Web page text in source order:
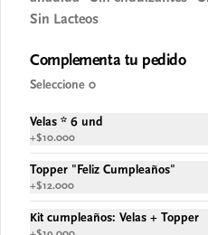
chocolate blanco, sobre galleta de
almendras y mermelada de maracuya.
Mediano
10 Porc. Cheesecake vegano con
té matcha y limón sobre galleta de
almendras y pistachos crocantes. Sin
$114.900
Sin Lacteos
Complementa tu pedido
Seleccione 0
Velas * 6 und
+$10.000
Topper "Feliz Cumpleaños"
+$12.000
Kit cumpleaños: Velas + Topper